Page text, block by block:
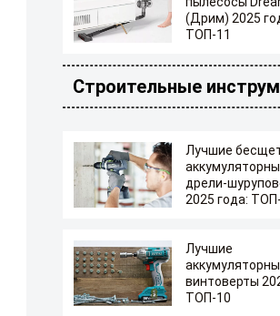
(Дрим) 2025
ТОП-11
Строительные
Лучшие
дрели-
2025 года:
Лучшие
винтоверты
ТОП-10